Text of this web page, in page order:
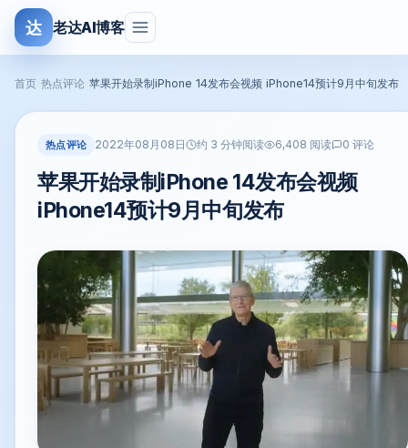
达 老达AI博客
首页 热点评论 苹果开始录制iPhone 14发布会视频 iPhone14预计9月中旬发布
热点评论 2022年08月08日 约 3 分钟阅读 6,408 阅读 0 评论
苹果开始录制iPhone 14发布会视频
iPhone14预计9月中旬发布